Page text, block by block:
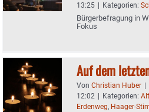
13:25 | Kategorien:
Bürgerbefragung in
Fokus
Auf dem
Von Christian Huber |
12:02 | Kategorien:
Erdenweg, Haager-